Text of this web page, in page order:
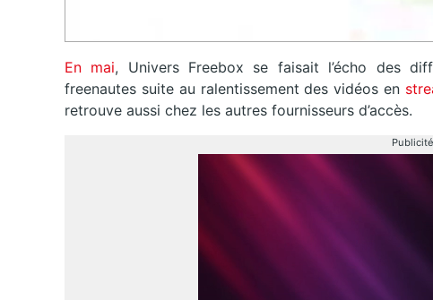
En mai, Univers Freebox se faisait l’écho des
freenautes suite au ralentissement des vidéos en
retrouve aussi chez les autres fournisseurs d’accès.
Publicité